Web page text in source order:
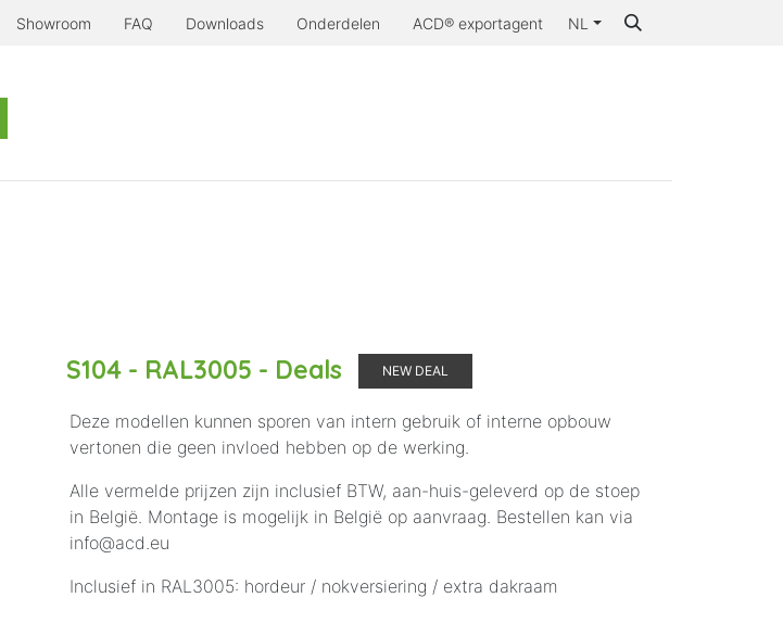
Showroom FAQ Downloads Onderdelen ACD® exportagent NL
S104 - RAL3005 - Deals NEW DEAL
Deze modellen kunnen sporen van intern gebruik of interne opbouw
vertonen die geen invloed hebben op de werking.
Alle vermelde prijzen zijn inclusief BTW, aan-huis-geleverd op de stoep
in België. Montage is mogelijk in België op aanvraag. Bestellen kan via
info@acd.eu
Inclusief in RAL3005: hordeur / nokversiering / extra dakraam